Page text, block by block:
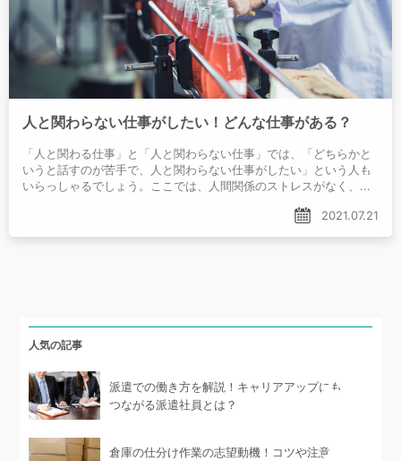
人と関わらない仕事がしたい！どんな仕事がある？
「人と関わる仕事」と「人と関わらない仕事」では、「どちらかと
いうと話すのが苦手で、人と関わらない仕事がしたい」という人も
いらっしゃるでしょう。ここでは、人間関係のストレスがなく、自
業や職種を紹介します。人と関わらない仕事のメリット、注意点、
探す方法を解説しますので、仕事探しの参考にしてみてください。
2021.07.21
人気の記事
派遣での働き方を解説！キャリアアップにも
つながる派遣社員とは？
倉庫の仕分け作業の志望動機！コツや注意